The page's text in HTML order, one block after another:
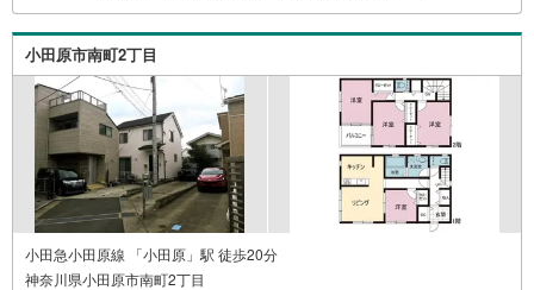
小田原市南町2丁目
小田急小田原線 「小田原」駅 徒歩20分
神奈川県小田原市南町2丁目